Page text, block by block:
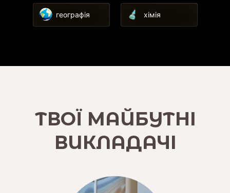
хімія
географія
ТВОЇ МАЙБУТНІ
ВИКЛАДАЧІ